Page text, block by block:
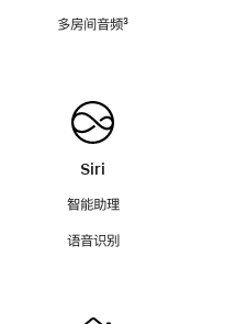
多房间音频脚
³
Siri
智能助理
语音识别